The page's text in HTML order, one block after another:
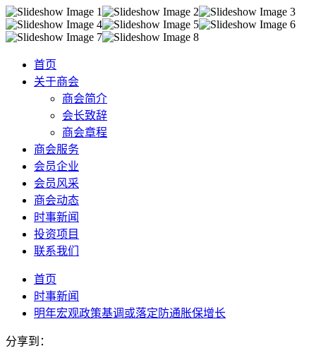
首页
关于商会
商会简介
会长致辞
商会章程
商会服务
会员企业
会员风采
商会动态
时事新闻
投资项目
联系我们
首页
时事新闻
明年宏观政策基调或落定防通胀保增长
分享到：